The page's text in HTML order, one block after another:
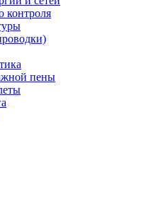
контроля
пены